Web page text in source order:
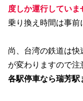
度しか運行していま
乗り換え時間は事前
尚、台湾の鉄道は
が変わりますので注
各駅停車なら瑞芳